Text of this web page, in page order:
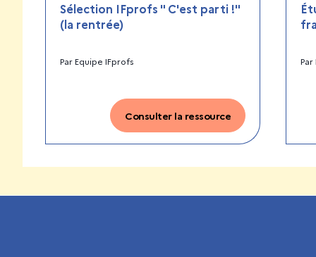
Sélection IFprofs " C'est parti !"
(la rentrée)
ParEquipe IFprofs
Consulter la ressource
Par